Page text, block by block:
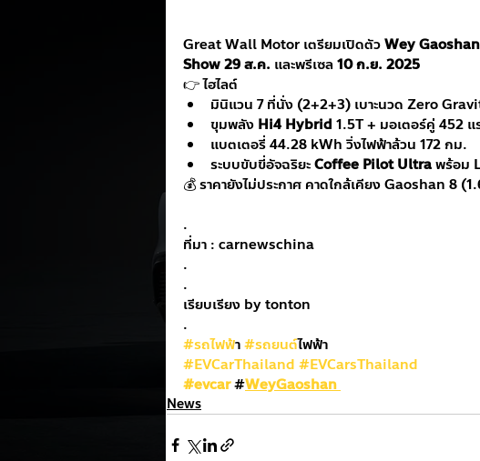
Great Wall Motor เตรียมเปิดตัว Wey
Show 29 ส.ค. และพรีเซล 10 ก.ย. 2025
👉 ไฮไลต์
มินิแวน 7 ที่นั่ง (2+2+3) เบาะนวด Zero
ขุมพลัง Hi4 Hybrid 1.5T + มอเตอร์คู่ 452
แบตเตอรี่ 44.28 kWh วิ่งไฟฟ้าล้วน 172 กม.
ระบบขับขี่อัจฉริยะ Coffee Pilot Ultra พร้อม
💰 ราคายังไม่ประกาศ คาดใกล้เคียง Gaoshan 8
.
ที่มา : carnewschina
.
.
เรียบเรียง by tonton
.
#รถไฟฟ้า #รถยนต์ไฟฟ้า
#EVCarThailand #EVCarsThailand
#evcar#WeyGaoshan
News